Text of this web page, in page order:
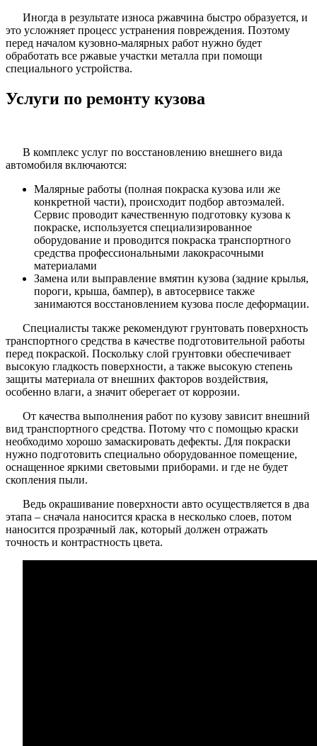
Иногда в результате износа ржавчина быстро образуется, и
это усложняет процесс устранения повреждения. Поэтому
перед началом кузовно-малярных работ нужно будет
обработать все ржавые участки металла при помощи
специального устройства.
Услуги по ремонту кузова
В комплекс услуг по восстановлению внешнего вида
автомобиля включаются:
Малярные работы (полная покраска кузова или же
конкретной части), происходит подбор автоэмалей.
Сервис проводит качественную подготовку кузова к
покраске, используется специализированное
оборудование и проводится покраска транспортного
средства профессиональными лакокрасочными
материалами
Замена или выправление вмятин кузова (задние крылья,
пороги, крыша, бампер), в автосервисе также
занимаются восстановлением кузова после деформации.
Специалисты также рекомендуют грунтовать поверхность
транспортного средства в качестве подготовительной работы
перед покраской. Поскольку слой грунтовки обеспечивает
высокую гладкость поверхности, а также высокую степень
защиты материала от внешних факторов воздействия,
особенно влаги, а значит оберегает от коррозии.
От качества выполнения работ по кузову зависит внешний
вид транспортного средства. Потому что с помощью краски
необходимо хорошо замаскировать дефекты. Для покраски
нужно подготовить специально оборудованное помещение,
оснащенное яркими световыми приборами. и где не будет
скопления пыли.
Ведь окрашивание поверхности авто осуществляется в два
этапа – сначала наносится краска в несколько слоев, потом
наносится прозрачный лак, который должен отражать
точность и контрастность цвета.